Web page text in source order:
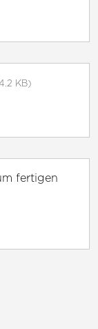
KB)
fertigen